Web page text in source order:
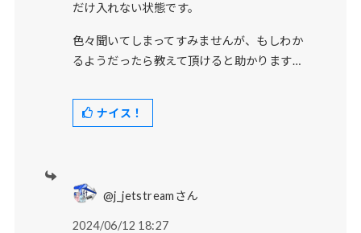
だけ入れない状態です。
色々聞いてしまってすみませんが、もしわか
るようだったら教えて頂けると助かります…
ナイス！
@j_jetstreamさん
2024/06/12 18:27